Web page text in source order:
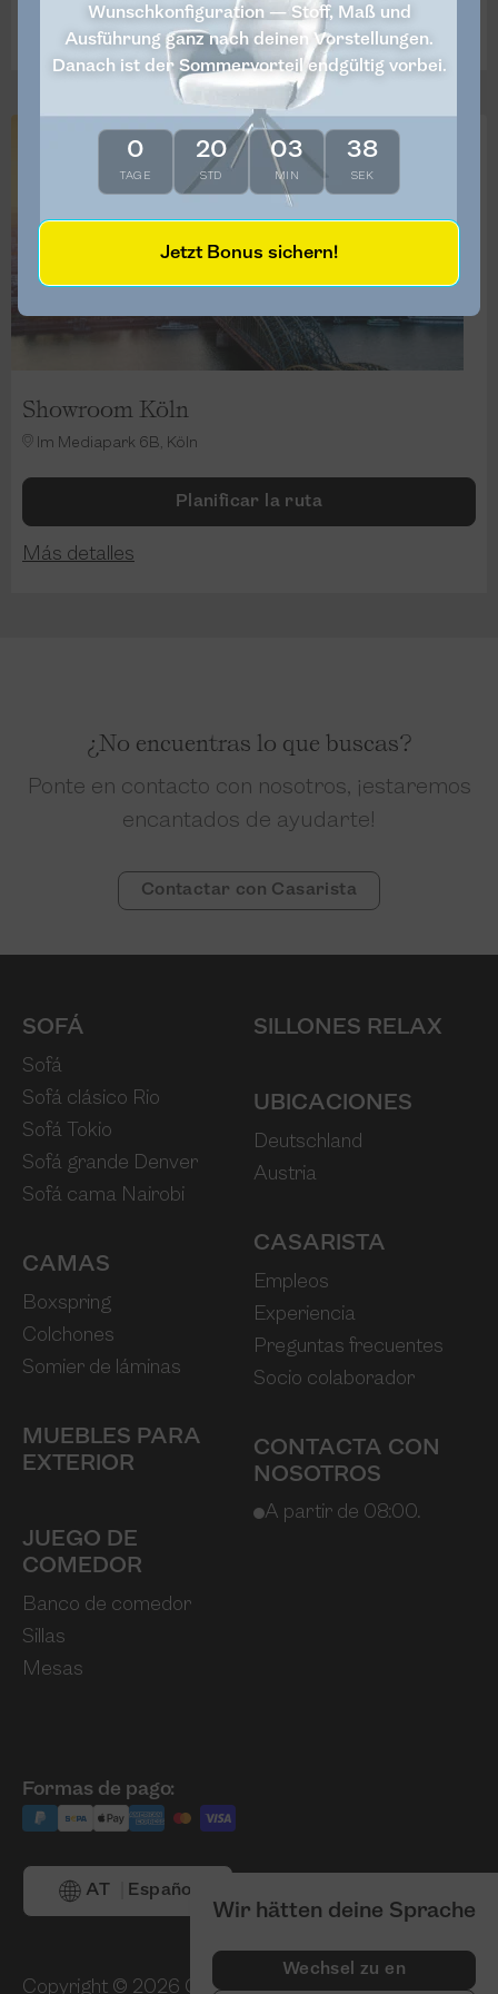
Más detalles
Showroom Köln
Im Mediapark 6B, Köln
Planificar la ruta
Más detalles
¿No encuentras lo que buscas?
Ponte en contacto con nosotros, ¡estaremos
encantados de ayudarte!
Contactar con Casarista
SOFÁ
Sofá
Sofá clásico Rio
Sofá Tokio
Sofá grande Denver
Sofá cama Nairobi
CAMAS
Boxspring
Colchones
Somier de láminas
MUEBLES PARA
EXTERIOR
JUEGO DE
COMEDOR
Banco de comedor
Sillas
Mesas
SILLONES RELAX
UBICACIONES
Deutschland
Austria
CASARISTA
Empleos
Experiencia
Preguntas frecuentes
Socio colaborador
CONTACTA CON
NOSOTROS
A partir de 08:00.
Formas de pago:
AT Español
Copyright © 2026 Casarista GTCPie de
Wir hätten deine Sprache
Wechsel zu en
Wunschkonfiguration — Stoff, Maß und
Ausführung ganz nach deinen Vorstellungen.
Danach ist der Sommervorteil endgültig vorbei.
0
TAGE
20
STD
03
MIN
38
SEK
Jetzt Bonus sichern!